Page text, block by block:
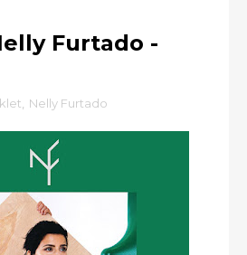
Furtado -
Nelly Furtado